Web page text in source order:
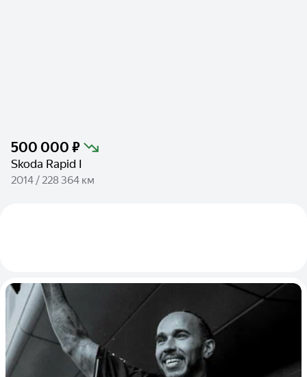
500 000 ₽
Skoda Rapid I
2014 / 228 364 км